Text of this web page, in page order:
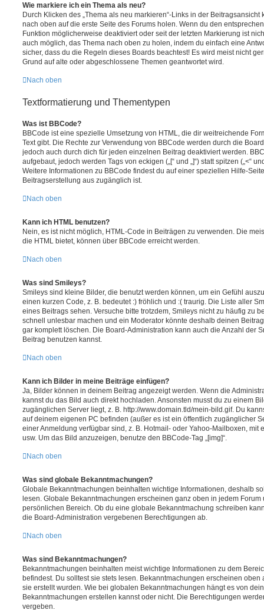
Wie markiere ich ein Thema als neu?
Durch Klicken des „Thema als neu markieren“-Links in der
nach oben auf die erste Seite des Forums holen. Wenn du den
Funktion möglicherweise deaktiviert oder seit der letzten Markierung ist
auch möglich, das Thema nach oben zu holen, indem du einfach eine
sicher, dass du die Regeln dieses Boards beachtest! Es wird meist nicht
Grund auf alte oder abgeschlossene Themen geantwortet wird.
Nach oben
Textformatierung und Thementypen
Was ist BBCode?
BBCode ist eine spezielle Umsetzung von HTML, die dir weitreichende
Text gibt. Die Rechte zur Verwendung von BBCode werden durch die
jedoch auch durch dich für jeden einzelnen Beitrag deaktiviert werden.
aufgebaut, jedoch werden Tags von eckigen („[“ und „]“) statt spitzen („<“
Weitere Informationen zu BBCode findest du auf einer speziellen Hilfe-
Beitragserstellung aus zugänglich ist.
Nach oben
Kann ich HTML benutzen?
Nein, es ist nicht möglich, HTML-Code in Beiträgen zu verwenden. Die
die HTML bietet, können über BBCode erreicht werden.
Nach oben
Was sind Smileys?
Smileys sind kleine Bilder, die benutzt werden können, um ein Gefühl
einen kurzen Code, z. B. bedeutet :) fröhlich und :( traurig. Die Liste aller
eines Beitrags sehen. Versuche bitte trotzdem, Smileys nicht zu häufig zu
schnell unlesbar machen und ein Moderator könnte deshalb deinen
gar komplett löschen. Die Board-Administration kann auch die Anzahl der
Beitrag benutzen kannst.
Nach oben
Kann ich Bilder in meine Beiträge einfügen?
Ja, Bilder können in deinem Beitrag angezeigt werden. Wenn die
kannst du das Bild auch direkt hochladen. Ansonsten musst du zu einem
zugänglichen Server liegt, z. B. http://www.domain.tld/mein-bild.gif. Du
auf deinem eigenen PC befinden (außer es ist ein öffentlich zugänglicher
einer Anmeldung verfügbar sind, z. B. Hotmail- oder Yahoo-Mailboxen, mit
usw. Um das Bild anzuzeigen, benutze den BBCode-Tag „[img]“.
Nach oben
Was sind globale Bekanntmachungen?
Globale Bekanntmachungen beinhalten wichtige Informationen, deshalb
lesen. Globale Bekanntmachungen erscheinen ganz oben in jedem
persönlichen Bereich. Ob du eine globale Bekanntmachung schreiben
die Board-Administration vergebenen Berechtigungen ab.
Nach oben
Was sind Bekanntmachungen?
Bekanntmachungen beinhalten meist wichtige Informationen zu dem
befindest. Du solltest sie stets lesen. Bekanntmachungen erscheinen oben
sie erstellt wurden. Wie bei globalen Bekanntmachungen hängt es von
Bekanntmachungen erstellen kannst oder nicht. Die Berechtigungen
vergeben.